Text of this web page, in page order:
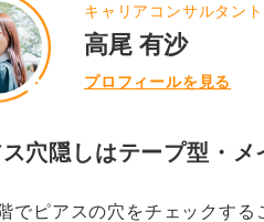
キャリアコンサルタント
高尾 有沙
プロフィールを見る
ス穴隠しはテープ型・
でピアスの穴をチェックする